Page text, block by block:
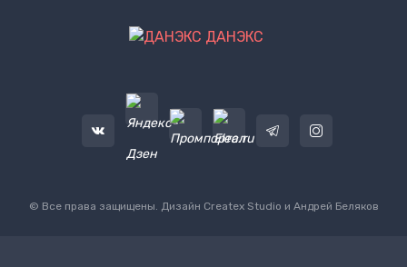
ДАНЭКС
© Все права защищены. Дизайн Createx Studio и Андрей Беляков